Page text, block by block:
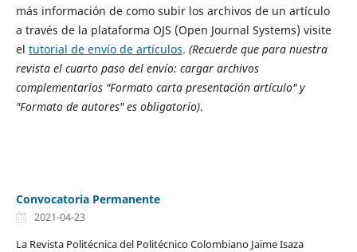
más información de como subir los archivos de un artículo
a través de la plataforma OJS (Open Journal Systems) visite
el tutorial de envío de artículos. (Recuerde que para nuestra
revista el cuarto paso del envío: cargar archivos
complementarios "Formato carta presentación artículo" y
"Formato de autores" es obligatorio).
Convocatoria Permanente
2021-04-23
La Revista Politécnica del Politécnico Colombiano Jaime Isaza